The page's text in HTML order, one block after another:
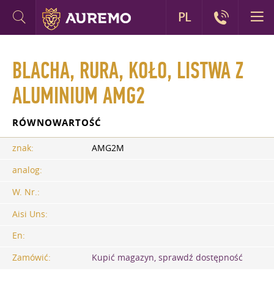
BLACHA, RURA, KOŁO, LISTWA Z
ALUMINIUM AMG2
RÓWNOWARTOŚĆ
znak:
AMG2M
analog:
W. Nr.:
Aisi Uns:
En:
Zamówić:
Kupić magazyn, sprawdź dostępność
PL